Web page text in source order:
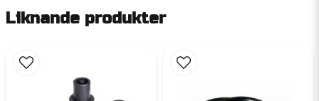
Liknande produkter